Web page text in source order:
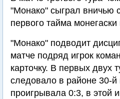
"Монако" сыграл вничью
первого тайма
"Монако" подводит
матче подряд игрок
карточку. В первых двух
следовало в районе 30-
проигрывала 0:3, в этой